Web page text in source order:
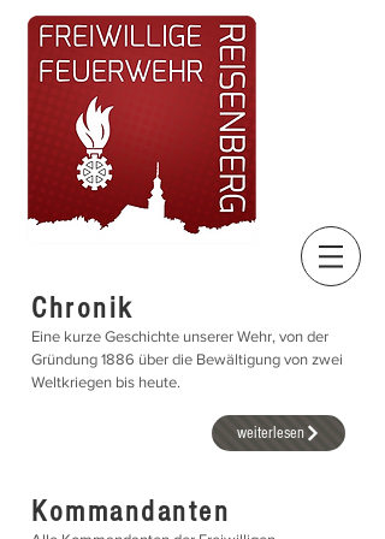
Chronik
Eine kurze Geschichte unserer Wehr, von der
Gründung 1886 über die Bewältigung von zwei
Weltkriegen bis heute.
weiterlesen
Kommandanten